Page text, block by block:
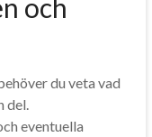
och
du veta vad
del.
eventuella